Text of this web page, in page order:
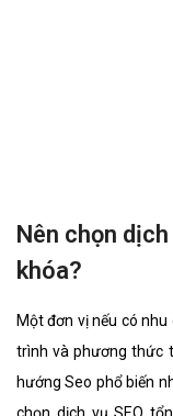
Nên chọn
khóa?
Một đơn vị nếu có
trình và phương thức
hướng Seo phổ biến
chọn dịch vụ SEO